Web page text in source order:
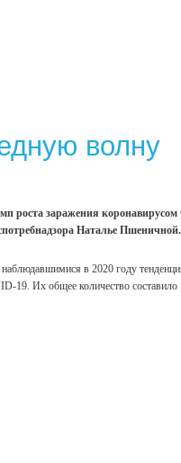
волну
роста заражения
Наталье Пшеничной.
наблюдавшимися в 2020 году
19. Их общее количество составило